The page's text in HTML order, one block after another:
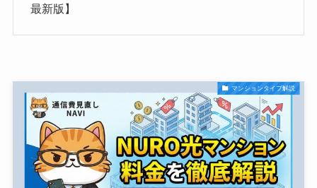
最新版】
マンションタイプ解説